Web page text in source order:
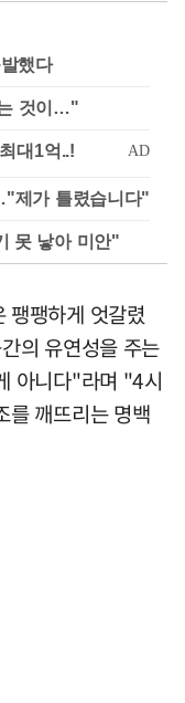
했다
것이…"
제가 틀렸습니다"
못 낳아 미안"
팽팽하게 엇갈렸
의 유연성을 주는
아니다"라며 "4시
를 깨뜨리는 명백